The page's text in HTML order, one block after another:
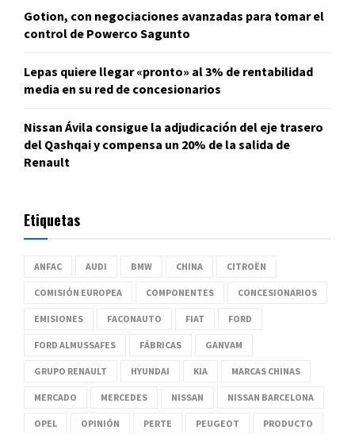
Gotion, con negociaciones avanzadas para tomar el
control de Powerco Sagunto
Lepas quiere llegar «pronto» al 3% de rentabilidad
media en su red de concesionarios
Nissan Ávila consigue la adjudicación del eje trasero
del Qashqai y compensa un 20% de la salida de
Renault
Etiquetas
ANFAC AUDI BMW CHINA CITROËN
COMISIÓN EUROPEA COMPONENTES CONCESIONARIOS
EMISIONES FACONAUTO FIAT FORD
FORD ALMUSSAFES FÁBRICAS GANVAM
GRUPO RENAULT HYUNDAI KIA MARCAS CHINAS
MERCADO MERCEDES NISSAN NISSAN BARCELONA
OPEL OPINIÓN PERTE PEUGEOT PRODUCTO